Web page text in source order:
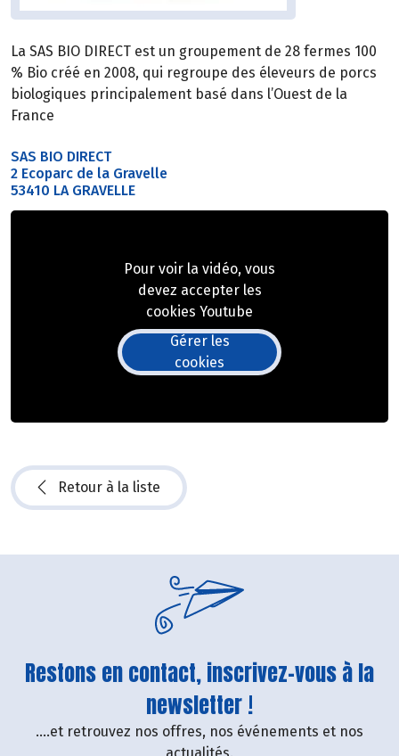
La SAS BIO DIRECT est un groupement de 28 fermes 100
% Bio créé en 2008, qui regroupe des éleveurs de porcs
biologiques principalement basé dans l’Ouest de la
France
SAS BIO DIRECT
2 Ecoparc de la Gravelle
53410 LA GRAVELLE
Pour voir la vidéo, vous
devez accepter les
cookies Youtube
Gérer les
cookies
Retour à la liste
Restons en contact, inscrivez-vous à la
newsletter !
....et retrouvez nos offres, nos événements et nos